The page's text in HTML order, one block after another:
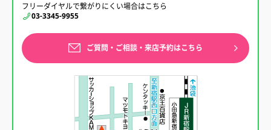
フリーダイヤルで繋がりにくい場合はこちら
03-3345-9955
ご質問・ご相談・来店予約はこちら